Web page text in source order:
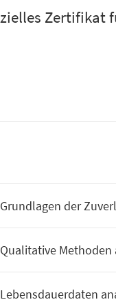
Zertifikat
der
Methoden